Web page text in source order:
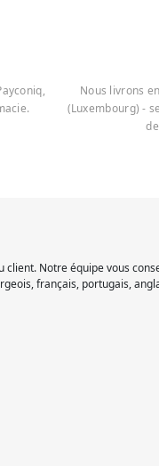
Nous livrons
(Luxembourg) -
client. Notre équipe vous
français, portugais,